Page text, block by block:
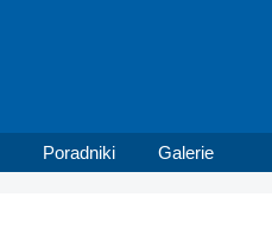
Poradniki Galerie